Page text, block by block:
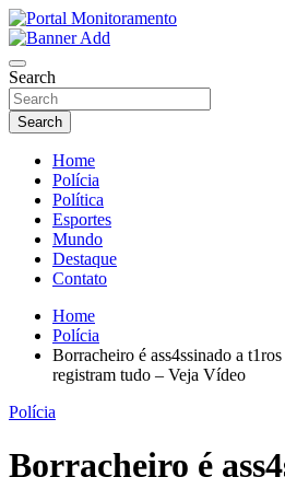
Skip
to
content
Portal Monitoramento
Search
Search
Home
Polícia
Política
Esportes
Mundo
Destaque
Contato
Home
Polícia
Borracheiro é ass4ssinado a
registram tudo – Veja Vídeo
Polícia
Borracheiro é